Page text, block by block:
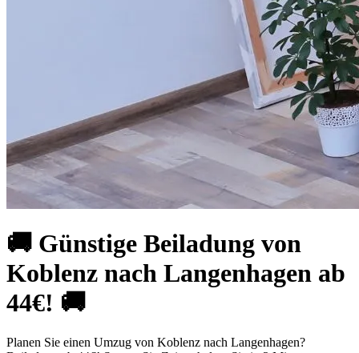
🚚 Günstige Beiladung von
Koblenz nach Langenhagen ab
44€! 🚚
Planen Sie einen Umzug von Koblenz nach Langenhagen?